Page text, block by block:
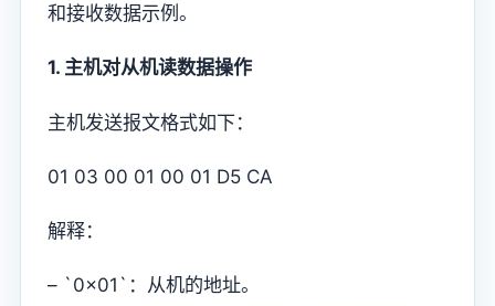
和接收数据示例。
1. 主机对从机读数据操作
主机发送报文格式如下：
01 03 00 01 00 01 D5 CA
解释：
– `0x01`：从机的地址。